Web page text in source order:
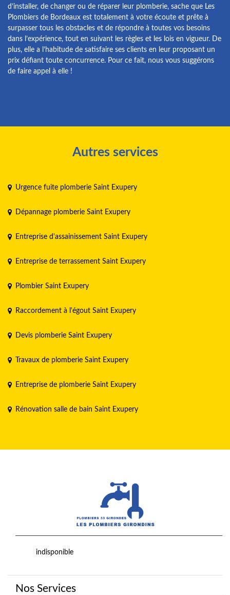
d’installer, de changer ou de réparer leur plomberie, sache que Les
Plombiers de Bordeaux est totalement à votre écoute et prête à
surpasser tous les obstacles et de répondre à toutes vos besoins
dans l’expérience, tout en suivant les règles et les lois en vigueur. De
plus, elle a l’habitude de satisfaire ses clients en leur proposant un
prix défiant toute concurrence. Pour ce fait, nous vous suggérons
de faire appel à elle !
Autres services
Urgence fuite plomberie Saint Exupery
Dépannage plomberie Saint Exupery
Entreprise d'assainissement Saint Exupery
Entreprise de terrassement Saint Exupery
Plombier Saint Exupery
Raccordement à l'égout Saint Exupery
Devis plomberie Saint Exupery
Travaux de plomberie Saint Exupery
Entreprise de plomberie Saint Exupery
Rénovation salle de bain Saint Exupery
indisponible
Nos Services